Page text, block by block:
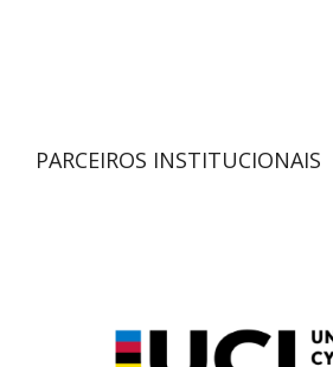
PARCEIROS INSTITUCIONAIS